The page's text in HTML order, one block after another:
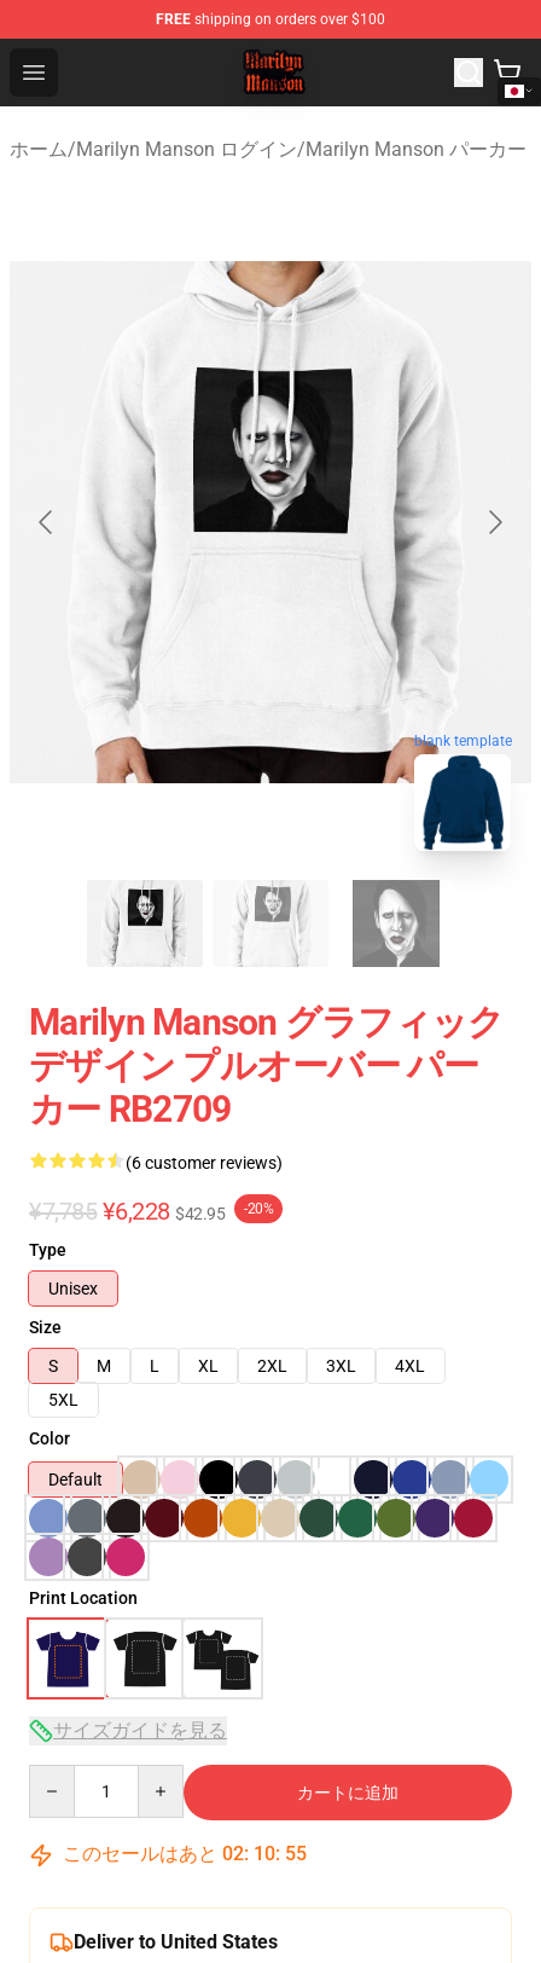
FREE shipping on orders over $100
Open menu
Marilyn Manson Shop - Official Marilyn Manson
ホーム/Marilyn Manson ログイン/Marilyn Manson パーカー
blank template
Marilyn Manson グラフィック
デザイン プルオーバー パー
カー RB2709
(6 customer reviews)
¥7,785 ¥6,228 $42.95 -20%
Type
Unisex
Size
S
M L XL 2XL 3XL
4XL
5XL
Color
Default
Print Location
サイズガイドを見る
カートに追加
このセールはあと 02: 10: 54
Deliver to United States